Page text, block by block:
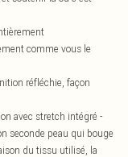
comme vous le
réfléchie, façon
avec stretch intégré -
seconde peau qui bouge
du tissu utilisé, la